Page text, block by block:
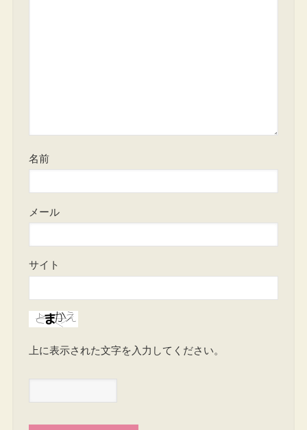
名前
メール
サイト
上に表示された文字を入力してください。